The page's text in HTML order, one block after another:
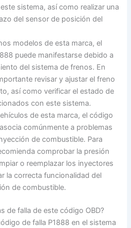
sistema, así como realizar una
del sensor de posición del
modelos de esta marca, el
puede manifestarse debido a
del sistema de frenos. En
revisar y ajustar el freno
así como verificar el estado de
con este sistema.
de esta marca, el código
comúnmente a problemas
de combustible. Para
comprobar la presión
o reemplazar los inyectores
la correcta funcionalidad del
de combustible.
de falla de este código OBD?
de falla P1888 en el sistema